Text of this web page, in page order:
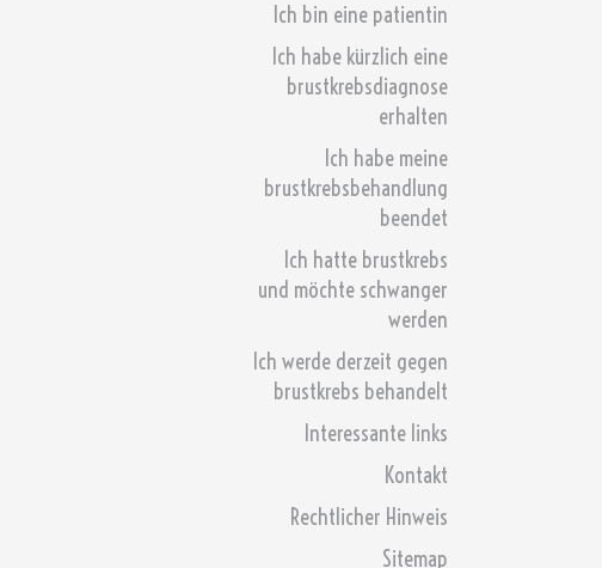
Ich bin eine patientin
Ich habe kürzlich eine
brustkrebsdiagnose
erhalten
Ich habe meine
brustkrebsbehandlung
beendet
Ich hatte brustkrebs
und möchte schwanger
werden
Ich werde derzeit gegen
brustkrebs behandelt
Interessante links
Kontakt
Rechtlicher Hinweis
Sitemap